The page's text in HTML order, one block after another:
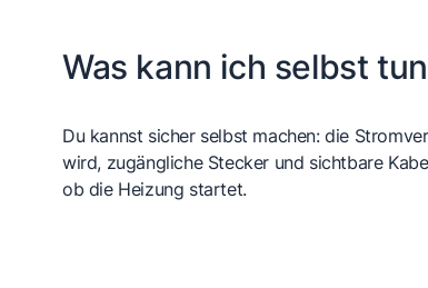
Was kann ich selbst
Du kannst sicher selbst machen: die
wird, zugängliche Stecker und sichtbare
ob die Heizung startet.